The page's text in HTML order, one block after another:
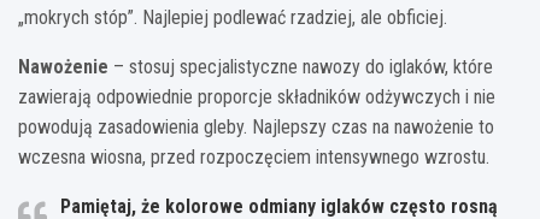
„mokrych stóp”. Najlepiej podlewać rzadziej, ale obficiej.
Nawożenie – stosuj specjalistyczne nawozy do iglaków, które
zawierają odpowiednie proporcje składników odżywczych i nie
powodują zasadowienia gleby. Najlepszy czas na nawożenie to
wczesna wiosna, przed rozpoczęciem intensywnego wzrostu.
Pamiętaj, że kolorowe odmiany iglaków często rosną